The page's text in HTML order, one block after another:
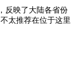
反映了大陆各省份
不太推荐在位于这里